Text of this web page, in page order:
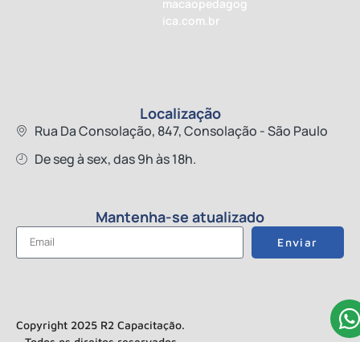
macaopedagog
ica.com.br
Localização
Rua Da Consolação, 847, Consolação - São Paulo
De seg à sex, das 9h às 18h.
Mantenha-se atualizado
Enviar
Copyright 2025 R2 Capacitação.